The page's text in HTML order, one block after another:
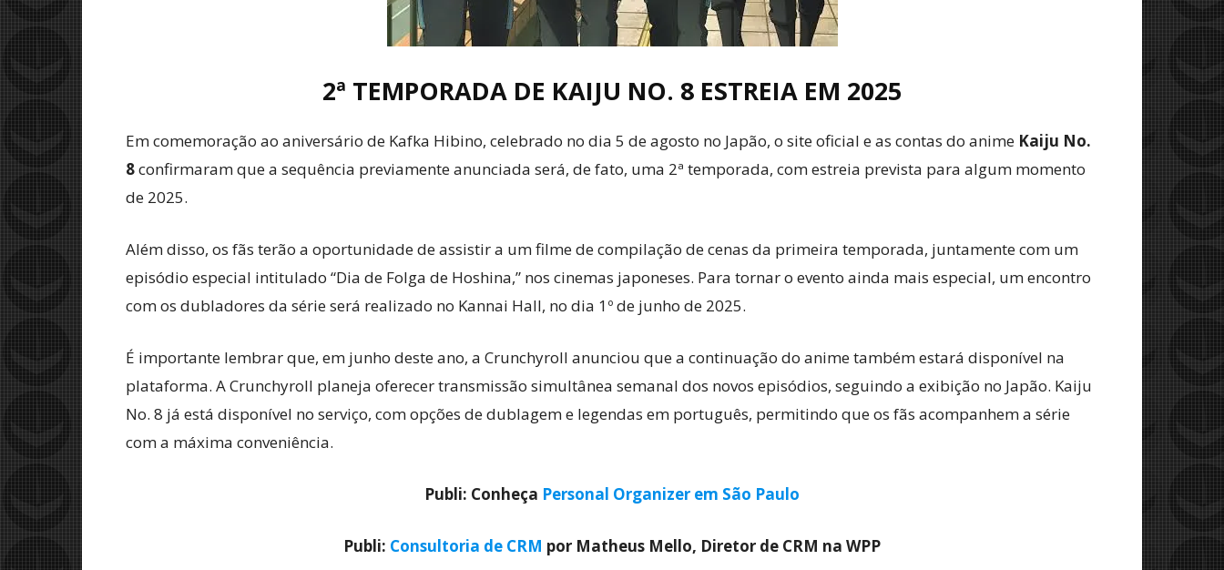
2ª TEMPORADA DE KAIJU NO. 8 ESTREIA EM 2025
Em comemoração ao aniversário de Kafka Hibino, celebrado no dia 5 de agosto no Japão, o site oficial e as contas do anime Kaiju No.
8confirmaram que a sequência previamente anunciada será, de fato, uma 2ª temporada, com estreia prevista para algum momento
de 2025.
Além disso, os fãs terão a oportunidade de assistir a um filme de compilação de cenas da primeira temporada, juntamente com um
episódio especial intitulado “Dia de Folga de Hoshina,” nos cinemas japoneses. Para tornar o evento ainda mais especial, um encontro
com os dubladores da série será realizado no Kannai Hall, no dia 1º de junho de 2025.
É importante lembrar que, em junho deste ano, a Crunchyroll anunciou que a continuação do anime também estará disponível na
plataforma. A Crunchyroll planeja oferecer transmissão simultânea semanal dos novos episódios, seguindo a exibição no Japão. Kaiju
No. 8 já está disponível no serviço, com opções de dublagem e legendas em português, permitindo que os fãs acompanhem a série
com a máxima conveniência.
Publi: Conheça Personal Organizer em São Paulo
Publi: Consultoria de CRM por Matheus Mello, Diretor de CRM na WPP